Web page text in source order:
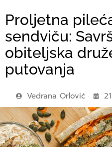
Proljetna
sendviču:
obiteljska
putovanja
Vedrana Orlović